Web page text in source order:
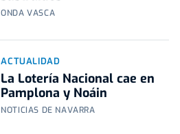
ONDA VASCA
ACTUALIDAD
La Lotería Nacional cae en
Pamplona y Noáin
NOTICIAS DE NAVARRA